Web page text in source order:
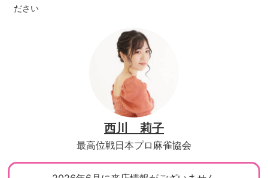
ださい
西川 莉子
最高位戦日本プロ麻雀協会